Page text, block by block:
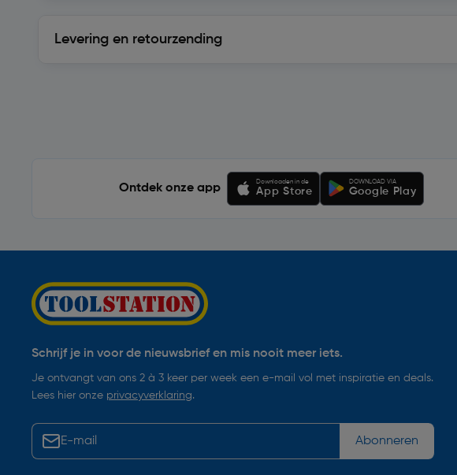
Levering en retourzending
Ontdek onze app
Downloaden in de
App Store
DOWNLOAD VIA
Google Play
Schrijf je in voor de nieuwsbrief en mis nooit meer iets.
Je ontvangt van ons 2 à 3 keer per week een e-mail vol met inspiratie en deals.
Lees hier onze privacyverklaring.
Abonneren